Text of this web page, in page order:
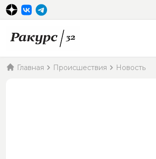
Главная Происшествия Новость